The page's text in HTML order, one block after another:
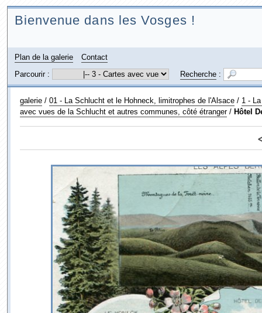
Bienvenue dans les Vosges !
Plan de la galerie
Contact
Parcourir :
Recherche:
galerie/ 01 - La Schlucht et le Hohneck, limitrophes de l'Alsace/ 1 -
avec vues de la Schlucht et autres communes, côté étranger/ Hôtel